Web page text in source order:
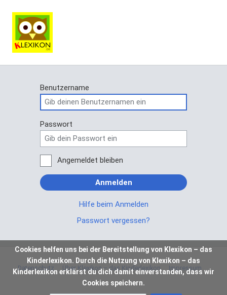
Benutzername
Passwort
Angemeldet bleiben
Anmelden
Hilfe beim Anmelden
Passwort vergessen?
Datenschutz Über Klexikon – das Kinderlexikon Impressum
Cookies helfen uns bei der Bereitstellung von Klexikon – das
Kinderlexikon. Durch die Nutzung von Klexikon – das
Kinderlexikon erklärst du dich damit einverstanden, dass wir
Cookies speichern.